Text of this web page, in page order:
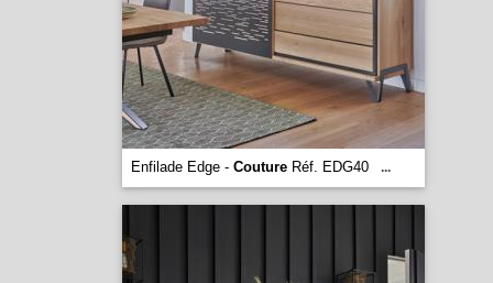
Enfilade Edge - CoutureRéf. EDG40 ...